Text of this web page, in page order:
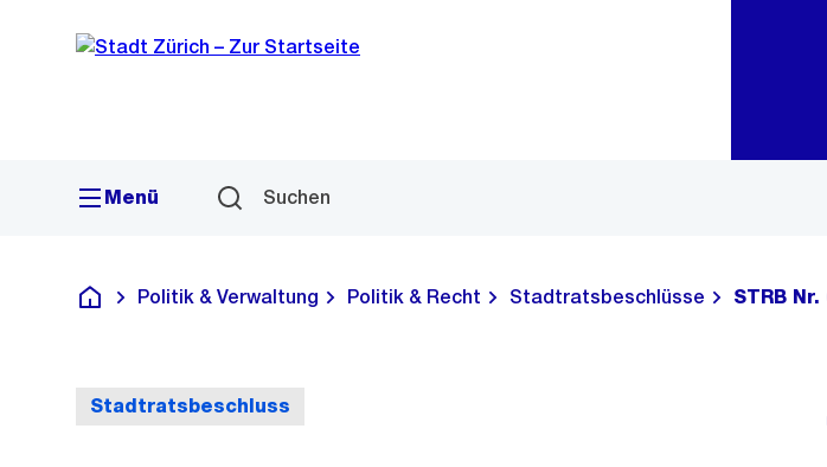
Navigation
Sprunglink
Menü Suchen
Deutsch
Politik & Verwaltung Politik & Recht Stadtratsbeschlüsse STRB
Stadtratsbeschluss